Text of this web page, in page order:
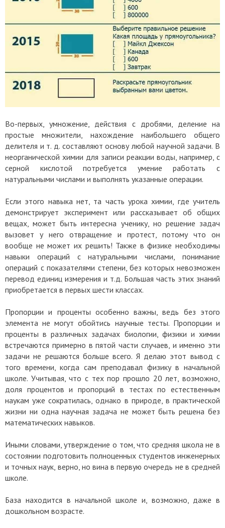
Во-первых, умножение, действия с дробями, деление на
простые множители, нахождение наибольшего общего
делителя и т. д. составляют основу любой научной задачи. В
неорганической химии для записи реакции воды, например, с
серной кислотой потребуется умение работать с
натуральными числами и выполнять указанные операции.
Если этого навыка нет, та часть урока химии, где учитель
демонстрирует эксперимент или рассказывает об общих
вещах, может быть интересна ученику, но решение задач
вызовет у него отвращение и протест, потому что он
вообще не может их решить! Также в физике необходимы
навыки операций с натуральными числами, понимание
операций с показателями степени, без которых невозможен
перевод единиц измерения и т.д. Большая часть этих знаний
приобретается в первых шести классах.
Пропорции и проценты особенно важны, ведь без этого
элемента не могут обойтись научные тесты. Пропорции и
проценты в различных задачах биологии, физики и химии
встречаются примерно в пятой части случаев, и именно эти
задачи не решаются больше всего. Я делаю этот вывод с
того времени, когда сам преподавал физику в начальной
школе. Учитывая, что с тех пор прошло 20 лет, возможно,
доля процентов и пропорций в тестах по естественным
наукам уже сократилась, однако в природе, в практической
жизни ни одна научная задача не может быть решена без
математических навыков.
Иными словами, утверждение о том, что средняя школа не в
состоянии подготовить полноценных студентов инженерных
и точных наук, верно, но вина в первую очередь не в средней
школе.
База находится в начальной школе и, возможно, даже в
дошкольном возрасте.